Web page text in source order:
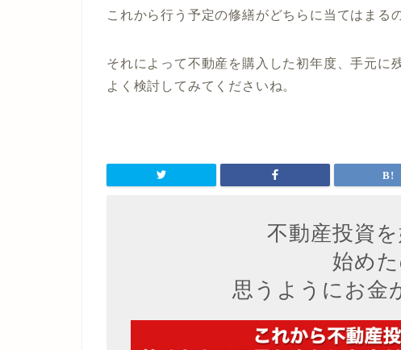
これから行う予定の修繕がどちらに当てはまる
それによって不動産を購入した初年度、手元に
よく検討してみてくださいね。
不動産投資
始め
思うようにお金